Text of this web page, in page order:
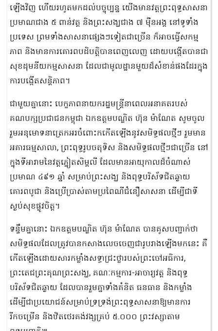
ឡើងវិញ ហើយរហូតមកដល់បច្ចុប្បន្ន យើងមានវត្តព្រះពុទ្ធសាសនា
ប្រមាណជាង ៥ ពាន់វត្ត និងព្រះសង្ឃជាង ៧ ម៉ឺនអង្គ នៅទូទាំង
ប្រទេស ព្រមទាំងសាសនាផ្សេងៗទៀតជាច្រើន ក៏អាចធ្វើសកម្ម
ភាព និងមានការគោរពបដិបត្តិបានពេញលេញ ដោយបង្កើតបានជា
សុខដុមនីយកម្មសាសនា ដែលជាមូលដ្ឋានមួយដ៏សំខាន់ផងដែរក្នុង
ការបង្កើតសន្តិភាព។
ជាមួយគ្នានោះ បេក្ខភាពនាយករដ្ឋមន្ត្រីនាពេលអនាគតរបស់
គណបក្សប្រជាជនកម្ពុជា ឯកឧត្តមបណ្ឌិត ហ៊ុន ម៉ាណែត សូមចូល
រួមអនុមោទនាត្រេកអរចំពោះកកើតឡើងនូវសមិទ្ធផលថ្មីៗ រួមមាន
អគារធម្មសាលា, ព្រះពុទ្ធរូបចតុទិស និងសមិទ្ធផលថ្មីៗជាច្រើន នៅ
ក្នុងទីអារាមនៃវត្តភ្នៀតសិម្ពលី ដែលមានអាយុកាលដ៏ចំណាស់
ប្រមាណ ៤៩១ ឆ្នាំ សម្រាប់ព្រះសង្ឃ និងពុទ្ធបរិស័ទជិតឆ្ងាយ
គោរពបូជា និងប្រើប្រាស់តាមប្រពៃណីជំនឿសាសនា ដើម្បីជាទី
ស្ងប់សុខផ្លូវចិត្ត។
ទន្ទឹមគ្នានោះ ឯកឧត្តមបណ្ឌិត ហ៊ុន ម៉ាណែត បានគូសបញ្ជាក់ថា
សមិទ្ធផលដែលត្រូវបានកសាងលេចចេញជារូបរាងឡើងមកនេះ គឺ
កើតឡើងដោយសារកម្លាំងសទ្ធាជ្រះថ្លារបស់ព្រះចៅអធិការ,
ព្រះតេជព្រះគុណព្រះសង្ឃ, គណៈកម្មការ-អាចារ្យវត្ត និងពុទ្ធ
បរិស័ទជិតឆ្ងាយ ដែលបានរួមគ្នាទាំងគំនិត ធនធាន និងកម្លាំង
ដើម្បីជាប្រយោជន៍សម្រាប់ទ្រទ្រង់ព្រះពុទ្ធសាសនាឱ្យមានការ
រីកចម្រើន និងឋិតថេរគង់វង្សគ្រប់ ៥.០០០ ព្រះវស្សាតាម